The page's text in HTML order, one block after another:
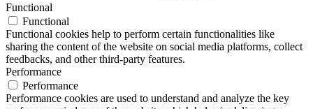
Functional
Functional
Functional cookies help to perform certain functionalities like
sharing the content of the website on social media platforms, collect
feedbacks, and other third-party features.
Performance
Performance
Performance cookies are used to understand and analyze the key